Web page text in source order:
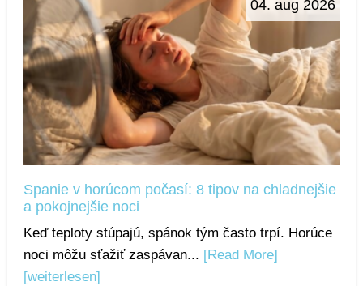
04. aug 2026
Spanie v horúcom počasí: 8 tipov na chladnejšie
a pokojnejšie noci
Keď teploty stúpajú, spánok tým často trpí. Horúce
noci môžu sťažiť zaspávan... [Read More]
[weiterlesen]